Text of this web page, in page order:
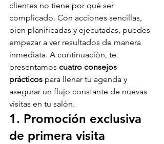
clientes no tiene por qué ser
complicado. Con acciones sencillas,
bien planificadas y ejecutadas, puedes
empezar a ver resultados de manera
inmediata. A continuación, te
presentamos cuatro consejos
prácticos para llenar tu agenda y
asegurar un flujo constante de nuevas
visitas en tu salón.
1. Promoción exclusiva
de primera visita